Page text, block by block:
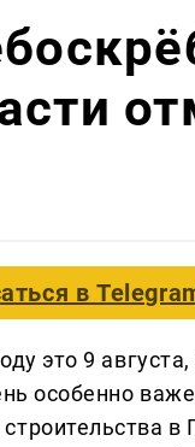
в
это 9
особенно